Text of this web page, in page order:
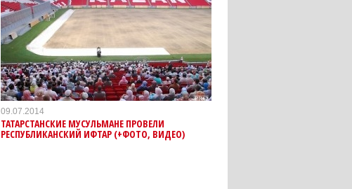
09.07.2014
ТАТАРСТАНСКИЕ МУСУЛЬМАНЕ ПРОВЕЛИ
РЕСПУБЛИКАНСКИЙ ИФТАР (+ФОТО, ВИДЕО)